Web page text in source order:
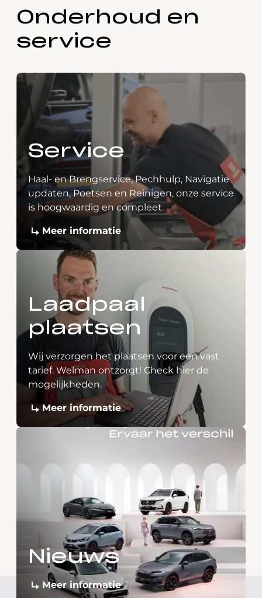
Onderhoud en
service
Service
Haal- en Brengservice, Pechhulp, Navigatie
updaten, Poetsen en Reinigen, onze service
is hoogwaardig en compleet.
Meer informatie
Laadpaal
plaatsen
Wij verzorgen het plaatsen voor een vast
tarief. Welman ontzorgt! Check hier de
mogelijkheden.
Meer informatie
Nieuws
Meer informatie